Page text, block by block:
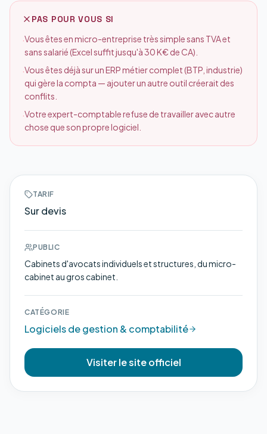
PAS POUR VOUS SI
·Vous êtes en micro-entreprise très simple sans TVA et
sans salarié (Excel suffit jusqu'à 30 K€ de CA).
·Vous êtes déjà sur un ERP métier complet (BTP, industrie)
qui gère la compta — ajouter un autre outil créerait des
conflits.
·Votre expert-comptable refuse de travailler avec autre
chose que son propre logiciel.
TARIF
Sur devis
PUBLIC
Cabinets d'avocats individuels et structures, du micro-
cabinet au gros cabinet.
CATÉGORIE
Logiciels de gestion & comptabilité
Visiter le site officiel